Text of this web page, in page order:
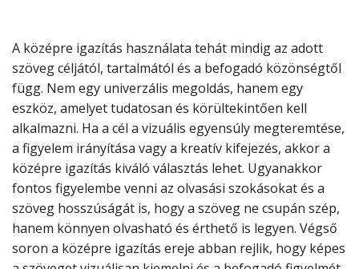
A középre igazítás használata tehát mindig az adott
szöveg céljától, tartalmától és a befogadó közönségtől
függ. Nem egy univerzális megoldás, hanem egy
eszköz, amelyet tudatosan és körültekintően kell
alkalmazni. Ha a cél a vizuális egyensúly megteremtése,
a figyelem irányítása vagy a kreatív kifejezés, akkor a
középre igazítás kiváló választás lehet. Ugyanakkor
fontos figyelembe venni az olvasási szokásokat és a
szöveg hosszúságát is, hogy a szöveg ne csupán szép,
hanem könnyen olvasható és érthető is legyen. Végső
soron a középre igazítás ereje abban rejlik, hogy képes